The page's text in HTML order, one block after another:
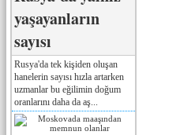
yaşayanların
sayısı
Rusya'da tek kişiden oluşan
hanelerin sayısı hızla artarken
uzmanlar bu eğilimin doğum
oranlarını daha da aş...